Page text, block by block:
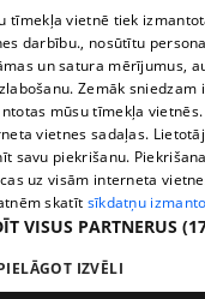
Commenting terms
TV program
Contract rules
360 Ziņu kontakti
Helio Media
Vortal assistance
tīmekļa vietnē tiek
darbību., nosūtītu
un satura mērījumus,
Zemāk
mūsu tīmekļa
vietnes sadaļas.
savu piekrišanu.
uz visām interneta
skatīt sīkdatņu
VISUS PARTNERUS
IZVĒLI